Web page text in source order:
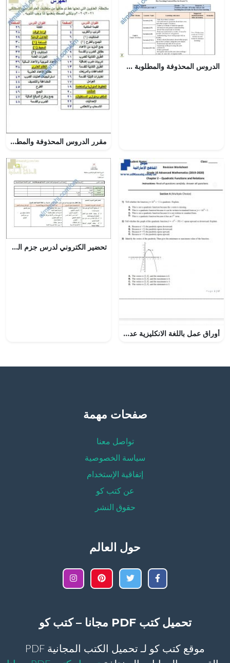
الدروس المحذوفة والمطلوبة وفق الخطة الدراسية الجديدة مع الفاقد التعليمي (لغة انجليزية) السابع
مقرر الدروس المحذوفة والمطلوبة حسب وثيقة المحتوى التدريسي في ظل جائحة الكورونا (رياضيات) الخامس
أوراق عمل باللغة الانكليزية عددها 17~ملف ثاني, منهج انجليزي (رياضيات) العاشر المتقدم
تحضير الكتروني لدرس جزم الفعل المضارع (الأدوات التي تجزم فعلا واحدا) نموذج أول (لغة عربية) الثامن
صفحات مهمة
تواصل معنا
سياسة الخصوصية
إتفاقية الإستخدام
عن كتب كو
حقوق النشر
حول العالم
تحميل كتب PDF مجانا – كتب كو
موقع كتب كو لـ تحميل الكتب المجانية PDF